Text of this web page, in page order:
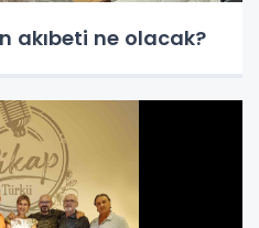
akıbeti ne olacak?